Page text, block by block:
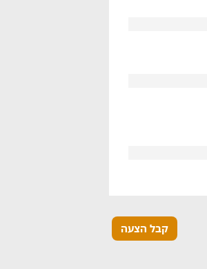
קבל הצעה